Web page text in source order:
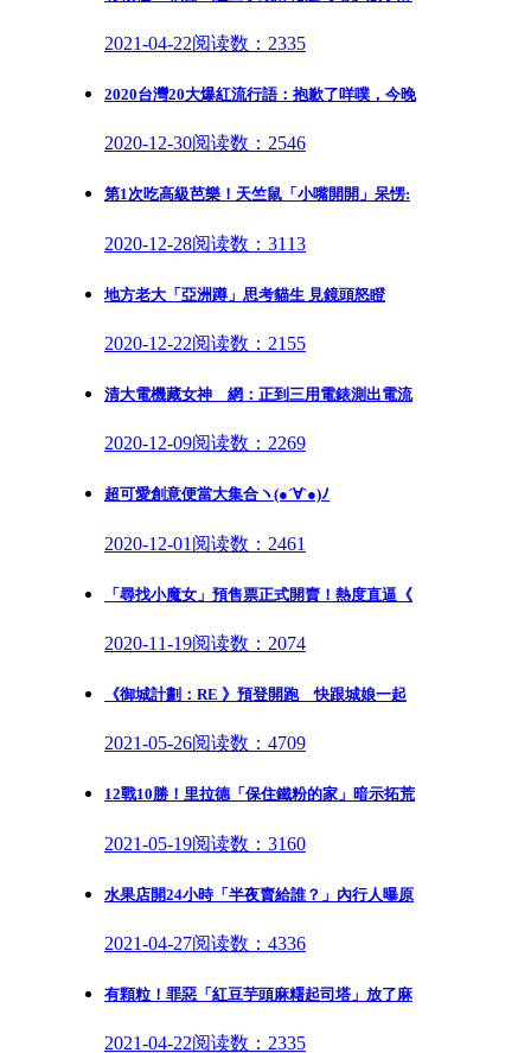
2021-04-22阅读数：2335
2020台灣20大爆紅流行語：抱歉了咩噗，今晚
2020-12-30阅读数：2546
第1次吃高級芭樂！天竺鼠「小嘴開開」呆愣:
2020-12-28阅读数：3113
地方老大「亞洲蹲」思考貓生 見鏡頭怒瞪
2020-12-22阅读数：2155
清大電機藏女神 網：正到三用電錶測出電流
2020-12-09阅读数：2269
超可愛創意便當大集合ヽ(●´∀`●)ﾉ
2020-12-01 阅读数：2461
「尋找小魔女」預售票正式開賣！熱度直逼《
2020-11-19阅读数：2074
《御城計劃：RE 》預登開跑 快跟城娘一起
2021-05-26阅读数：4709
12戰10勝！里拉德「保住鐵粉的家」暗示拓荒
2021-05-19阅读数：3160
水果店開24小時「半夜賣給誰？」內行人曝原
2021-04-27阅读数：4336
有顆粒！罪惡「紅豆芋頭麻糬起司塔」放了麻
2021-04-22阅读数：2335